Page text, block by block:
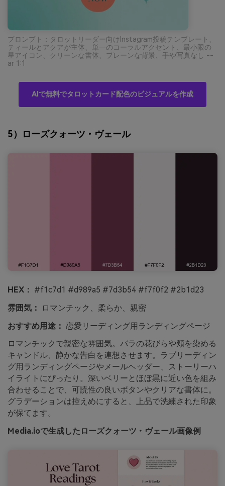
プロンプト：タロットリーダー向けInstagram投稿テンプレート、
ティールとアクアが主体、単一のコーラルアクセント、最小限の
星アイコン、クリーンな書体、プレーンな背景、手や写真なし --
ar 1:1
AIで無料でタロットカード配色のビジュアルを作成
5）ローズクォーツ・ヴェール
HEX： #f1c7d1 #d989a5 #7d3b54 #f7f0f2 #2b1d23
雰囲気：
ロマンチック、柔らか、親密
おすすめ用途： 恋愛リーディング用ランディングページ
ロマンチックで親密な雰囲気。バラの花びらや頬を染める
キャンドル、静かな告白を連想させます。ラブリーディン
グ用ランディングページやメールヘッダー、ストーリーハ
イライトにぴったり。深いベリーとほぼ黒に近い色を組み
合わせることで、可読性の良いボタンやクリアな書体に。
グラデーションは控えめにすると、上品で洗練された印象
が保てます。
Media.ioで生成したローズクォーツ・ヴェール画像例